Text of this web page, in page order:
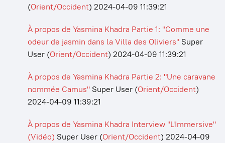
(Orient/Occident) 2024-04-09 11:39:21
À propos de Yasmina Khadra Partie 1: "Comme une
odeur de jasmin dans la Villa des Oliviers" Super
User (Orient/Occident) 2024-04-09 11:39:21
À propos de Yasmina Khadra Partie 2: "Une caravane
nommée Camus" Super User (Orient/Occident)
2024-04-09 11:39:21
À propos de Yasmina Khadra Interview "L'Immersive"
(Vidéo) Super User (Orient/Occident) 2024-04-09